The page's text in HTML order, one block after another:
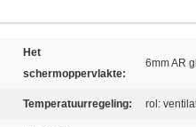
Het
schermoppervlakte:
6mm AR
Temperatuurregeling: rol: